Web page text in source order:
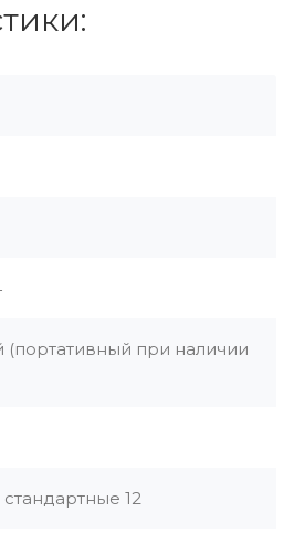
(портативный при наличии
12